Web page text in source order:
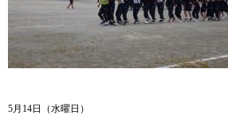
5月14日（水曜日）